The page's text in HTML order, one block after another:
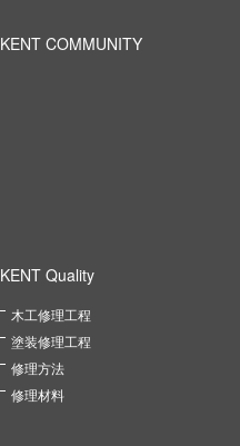
KENT COMMUNITY
KENT Quality
木工修理工程
塗装修理工程
修理方法
修理材料